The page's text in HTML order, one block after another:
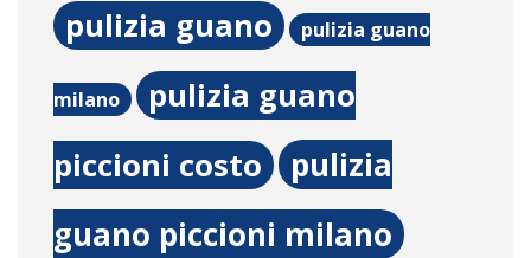
pulizia guano pulizia guano
milano
pulizia guano
piccioni costo
pulizia
guano piccioni milano